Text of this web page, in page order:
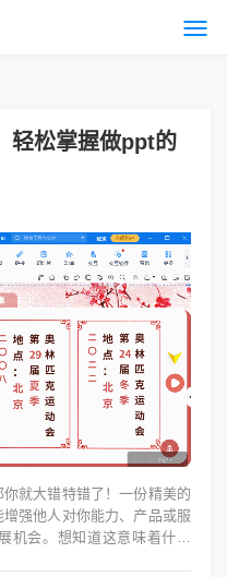
轻松掌握做ppt的
就大错特错了！一份精美的
强他人对你能力、产品或服
机会。想知道这意味着什么